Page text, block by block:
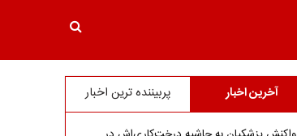
آخرین اخبار پربیننده ترین اخبار